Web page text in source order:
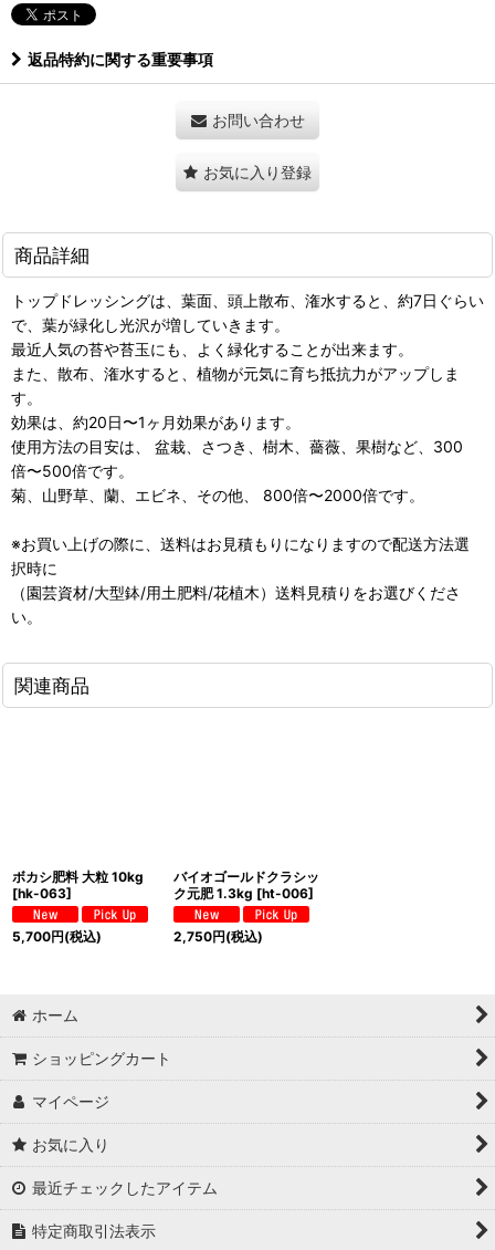
返品特約に関する重要事項
お問い合わせ
お気に入り登録
商品詳細
トップドレッシングは、葉面、頭上散布、潅水すると、約7日ぐらい
で、葉が緑化し光沢が増していきます。
最近人気の苔や苔玉にも、よく緑化することが出来ます。
また、散布、潅水すると、植物が元気に育ち抵抗力がアップしま
す。
効果は、約20日〜1ヶ月効果があります。
使用方法の目安は、 盆栽、さつき、樹木、薔薇、果樹など、300
倍〜500倍です。
菊、山野草、蘭、エビネ、その他、 800倍〜2000倍です。
※お買い上げの際に、送料はお見積もりになりますので配送方法選
択時に
（園芸資材/大型鉢/用土肥料/花植木）送料見積りをお選びくださ
い。
関連商品
ボカシ肥料 大粒 10kg
[hk-063]
5,700円(税込)
バイオゴールドクラシッ
ク元肥 1.3kg [ht-006]
2,750円(税込)
ホーム
ショッピングカート
マイページ
お気に入り
最近チェックしたアイテム
特定商取引法表示